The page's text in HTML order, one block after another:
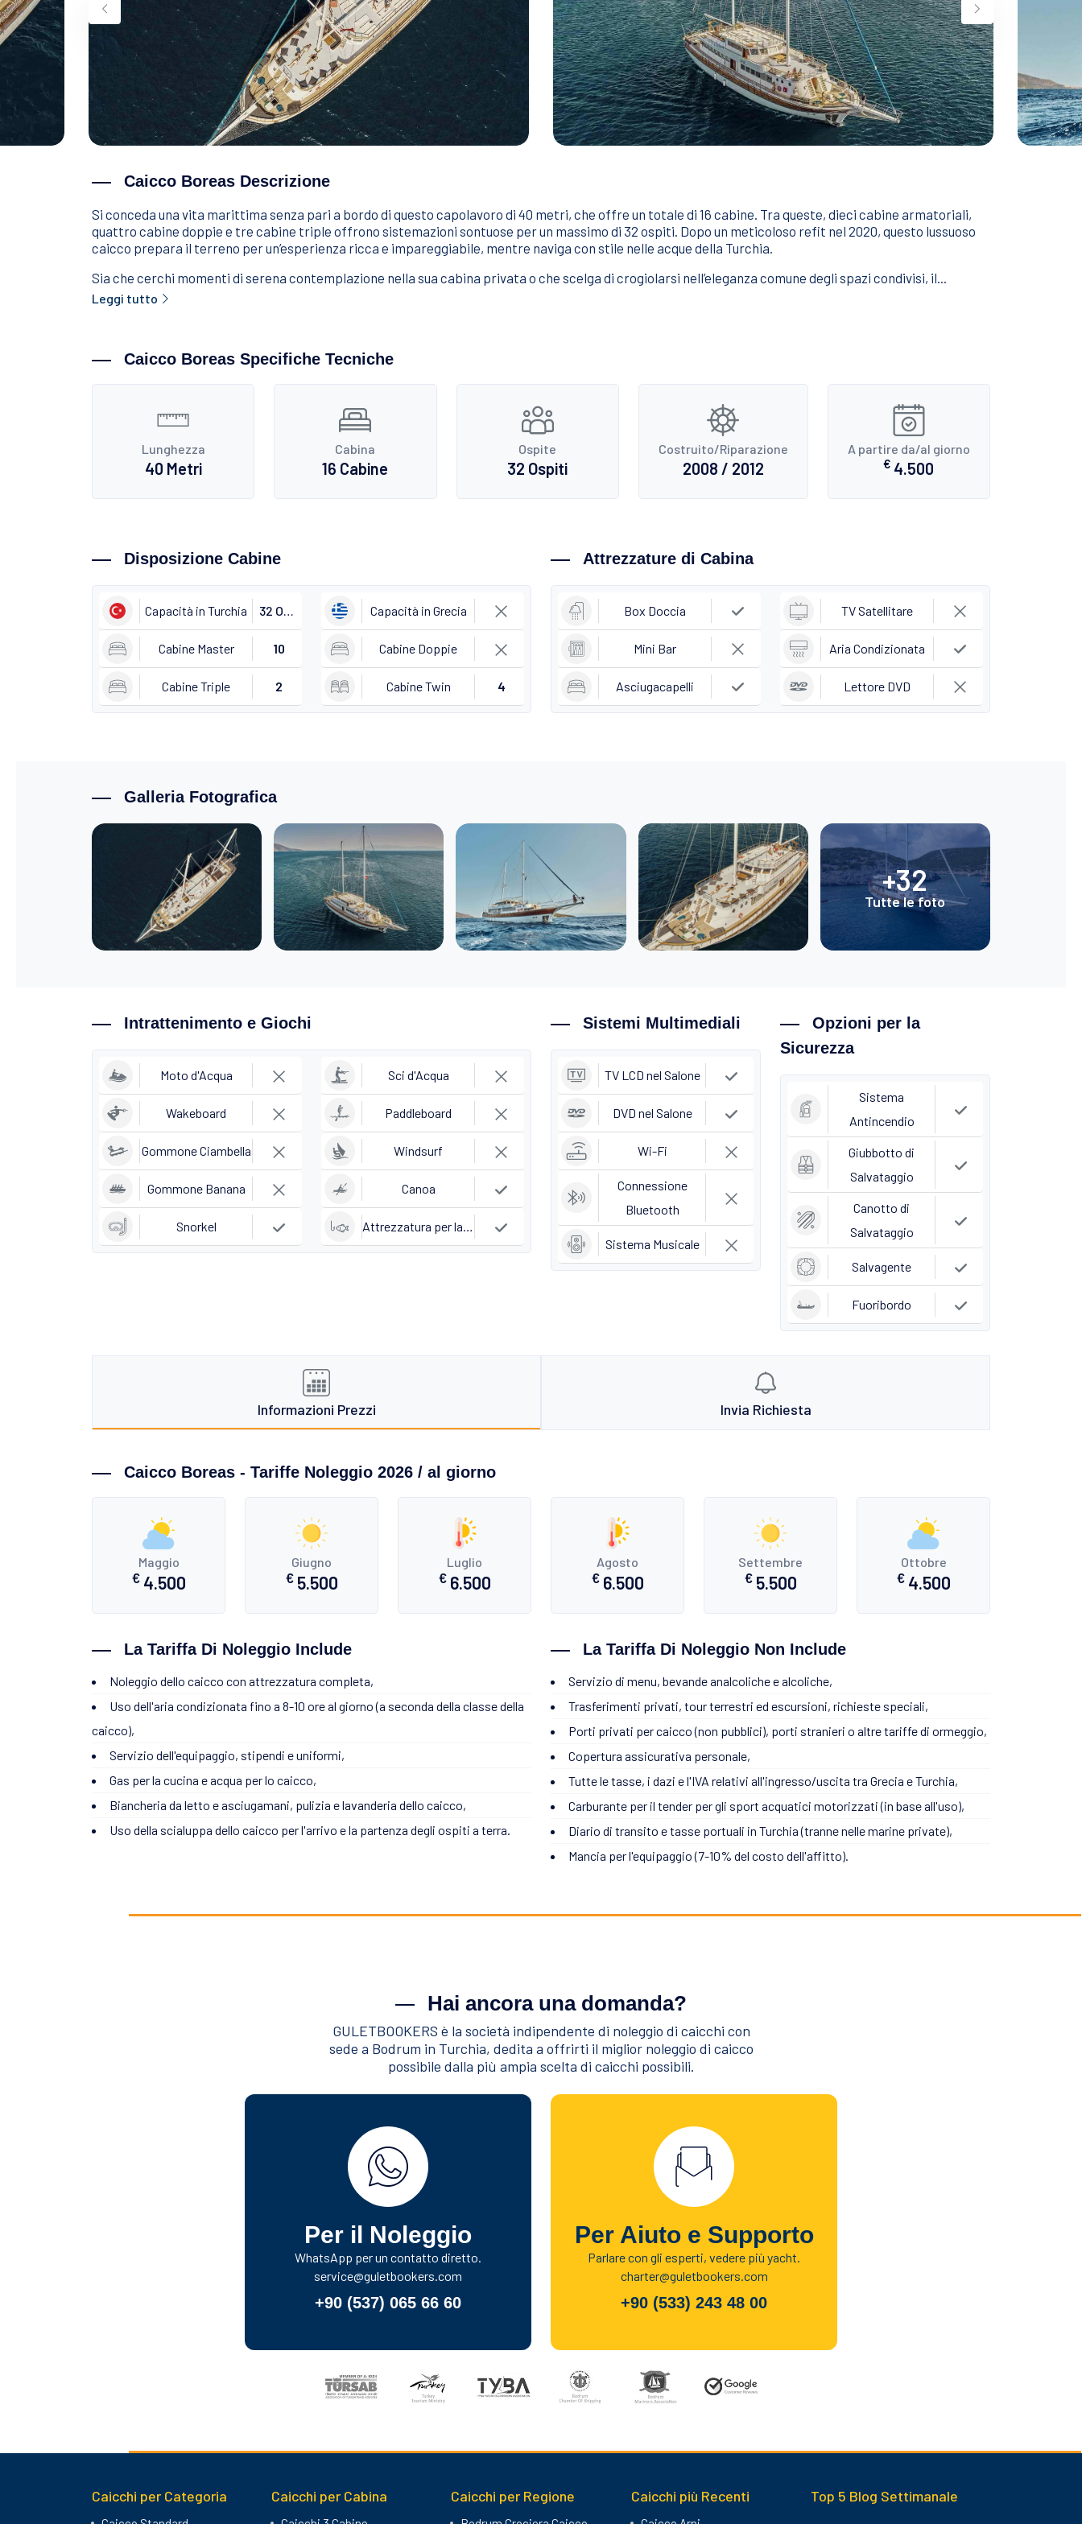
Caicco Boreas Descrizione
Si conceda una vita marittima senza pari a bordo di questo capolavoro di 40 metri, che offre un totale di 16 cabine. Tra queste, dieci cabine armatoriali,
quattro cabine doppie e tre cabine triple offrono sistemazioni sontuose per un massimo di 32 ospiti. Dopo un meticoloso refit nel 2020, questo lussuoso
caicco prepara il terreno per un’esperienza ricca e impareggiabile, mentre naviga con stile nelle acque della Turchia.
Sia che cerchi momenti di serena contemplazione nella sua cabina privata o che scelga di crogiolarsi nell’eleganza comune degli spazi condivisi, il...
Leggi tutto
Caicco Boreas Specifiche Tecniche
Lunghezza
40 Metri
Cabina
16 Cabine
Ospite
32 Ospiti
Costruito/Riparazione
2008 / 2012
A partire da/al giorno
€ 4.500
Disposizione Cabine
Capacità in Turchia 32 Ospiti Capacità in Grecia
Cabine Master 10 Cabine Doppie
Cabine Triple 2 Cabine Twin 4
Attrezzature di Cabina
Box Doccia TV Satellitare
Mini Bar Aria Condizionata
Asciugacapelli Lettore DVD
Galleria Fotografica
+32
Tutte le foto
Intrattenimento e Giochi
Moto d'Acqua Sci d'Acqua
Wakeboard Paddleboard
Gommone Ciambella Windsurf
Gommone Banana Canoa
Snorkel Attrezzatura per la Pesca
Sistemi Multimediali
TV LCD nel Salone
DVD nel Salone
Wi-Fi
Connessione
Bluetooth
Sistema Musicale
Opzioni per la
Sicurezza
Sistema
Antincendio
Giubbotto di
Salvataggio
Canotto di
Salvataggio
Salvagente
Fuoribordo
Informazioni Prezzi Invia Richiesta
Caicco Boreas - Tariffe Noleggio 2026 / al giorno
Maggio
€4.500
Giugno
€5.500
Luglio
€6.500
Agosto
€6.500
Settembre
€5.500
Ottobre
€4.500
La Tariffa Di Noleggio Include
Noleggio dello caicco con attrezzatura completa,
Uso dell'aria condizionata fino a 8-10 ore al giorno (a seconda della classe della
caicco),
Servizio dell'equipaggio, stipendi e uniformi,
Gas per la cucina e acqua per lo caicco,
Biancheria da letto e asciugamani, pulizia e lavanderia dello caicco,
Uso della scialuppa dello caicco per l'arrivo e la partenza degli ospiti a terra.
La Tariffa Di Noleggio Non Include
Servizio di menu, bevande analcoliche e alcoliche,
Trasferimenti privati, tour terrestri ed escursioni, richieste speciali,
Porti privati per caicco (non pubblici), porti stranieri o altre tariffe di ormeggio,
Copertura assicurativa personale,
Tutte le tasse, i dazi e l'IVA relativi all'ingresso/uscita tra Grecia e Turchia,
Carburante per il tender per gli sport acquatici motorizzati (in base all'uso),
Diario di transito e tasse portuali in Turchia (tranne nelle marine private),
Mancia per l'equipaggio (7-10% del costo dell'affitto).
Hai ancora una domanda?
GULETBOOKERS è la società indipendente di noleggio di caicchi con
sede a Bodrum in Turchia, dedita a offrirti il miglior noleggio di caicco
possibile dalla più ampia scelta di caicchi possibili.
Per il Noleggio
WhatsApp per un contatto diretto.
service@guletbookers.com
+90 (537) 065 66 60
Per Aiuto e Supporto
Parlare con gli esperti, vedere più yacht.
charter@guletbookers.com
+90 (533) 243 48 00
Caicchi per Categoria Caicchi per Cabina Caicchi per Regione Caicchi più Recenti Top 5 Blog Settimanale